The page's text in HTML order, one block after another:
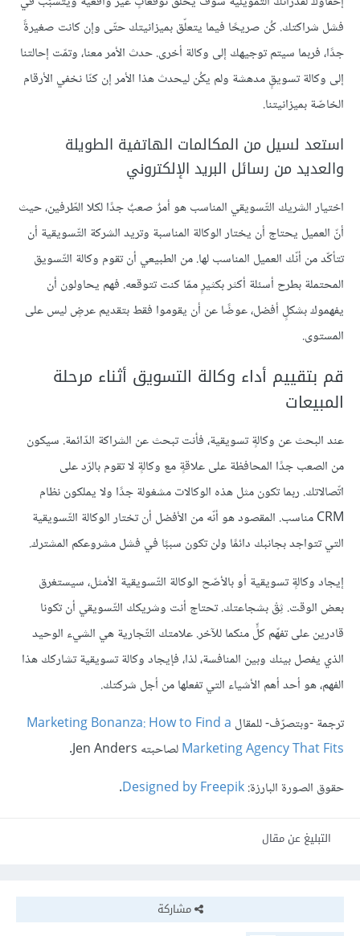
فشل شراكتك. كُن صريحًا فيما يتعلّق بميزانيتك حتّى وإن كانت صغيرةً
جدًا، فربما سيتم توجيهك إلى وكالة أخرى. حدث الأمر معنا، وتمّت إحالتنا
إلى وكالة تسويقٍ مدهشة ولم يكُن ليحدث هذا الأمر إن كنّا نخفي الأرقام
الخاصّة بميزانيتنا.
استعد لسيل من المكالمات الهاتفية الطويلة
والعديد من رسائل البريد الإلكتروني
اختيار الشريك التّسويقي المناسب هو أمرٌ صعبٌ جدًا لكلا الطّرفين، حيث
أنّ العميل يحتاج أن يختار الوكالة المناسبة وتريد الشركة التّسويقية أن
تتأكّد من أنّك العميل المناسب لها. من الطبيعي أن تقوم وكالة التّسويق
المحتملة بطرح أسئلة أكثر بكثيرٍ ممّا كنت تتوقعه. فهم يحاولون أن
يفهموك بشكلٍ أفضل، عوضًا عن أن يقوموا فقط بتقديم عرضٍ ليس على
المستوى.
قم بتقييم أداء وكالة التسويق أثناء مرحلة
المبيعات
عند البحث عن وكالةٍ تسويقية، فأنت تبحث عن الشراكة الدّائمة. سيكون
من الصعب جدًا المحافظة على علاقةٍ مع وكالةٍ لا تقوم بالرّد على
اتّصالاتك. ربما تكون مثل هذه الوكالات مشغولة جدًا ولا يملكون نظام
CRM مناسب. المقصود هو أنّه من الأفضل أن تختار الوكالة التّسويقية
التي تتواجد بجانبك دائمًا ولن تكون سببًا في فشل مشروعكم المشترك.
إيجاد وكالةٍ تسويقية أو بالأصّح الوكالة التّسويقية الأمثل، سيستغرق
بعض الوقت. ثِقْ بشجاعتك. تحتاج أنت وشريكك التّسويقي أن تكونا
قادرين على تفهّم كلٍّ منكما للآخر. علامتك التّجارية هي الشيء الوحيد
الذي يفصل بينك وبين المنافسة، لذا، فإيجاد وكالة تسويقية تشاركك هذا
الفهم، هو أحد أهم الأشياء التي تفعلها من أجل شركتك.
ترجمة -وبتصرّف- للمقال Marketing Bonanza: How to Find a
Marketing Agency That Fitsلصاحبته Jen Anders.
حقوق الصورة البارزة:Designed by Freepik
.
التبليغ عن مقال
مشاركة